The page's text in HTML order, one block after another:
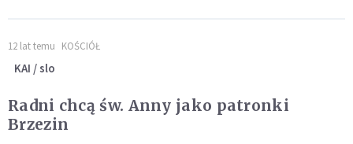
12 lat temu KOŚCIÓŁ
KAI / slo
Radni chcą św. Anny jako patronki
Brzezin